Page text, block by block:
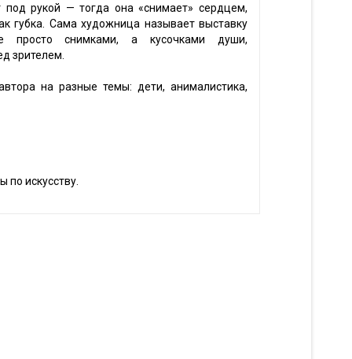
под рукой — тогда она «снимает» сердцем,
губка. Сама художница называет выставку
снимками, а кусочками души,
зрителем.
на разные темы: дети, анималистика,
по искусству.